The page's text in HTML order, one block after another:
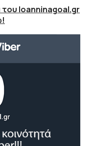
του Ioanninagoal.gr